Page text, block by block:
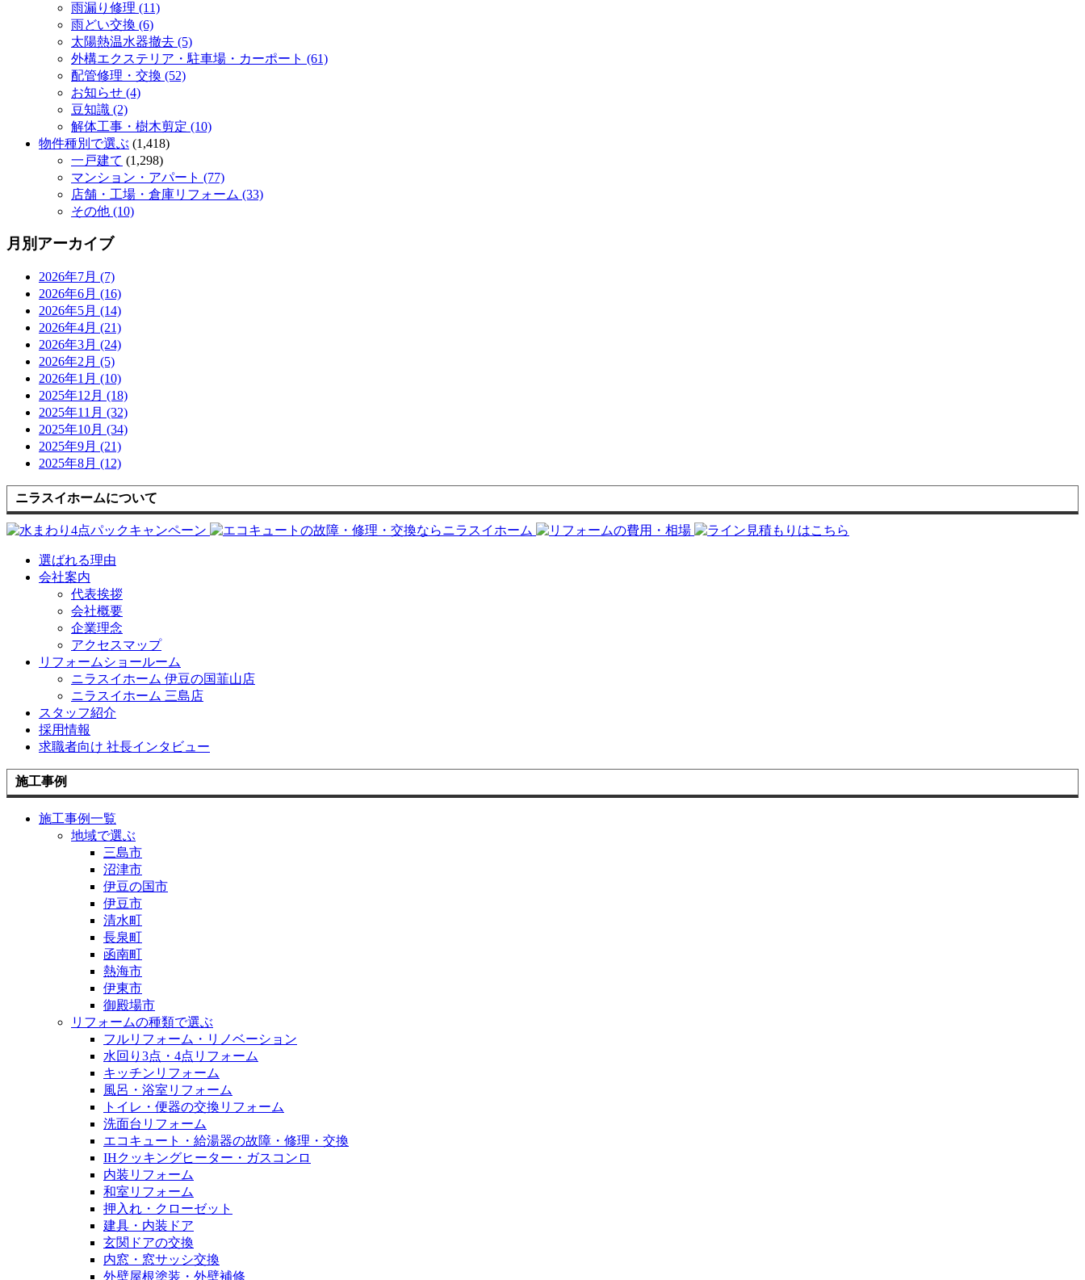
雨漏り修理 (11)
雨どい交換 (6)
太陽熱温水器撤去 (5)
外構エクステリア・駐車場・カーポート (61)
配管修理・交換 (52)
お知らせ (4)
豆知識 (2)
解体工事・樹木剪定 (10)
物件種別で選ぶ (1,418)
一戸建て (1,298)
マンション・アパート (77)
店舗・工場・倉庫リフォーム (33)
その他 (10)
月別アーカイブ
2026年7月 (7)
2026年6月 (16)
2026年5月 (14)
2026年4月 (21)
2026年3月 (24)
2026年2月 (5)
2026年1月 (10)
2025年12月 (18)
2025年11月 (32)
2025年10月 (34)
2025年9月 (21)
2025年8月 (12)
ニラスイホームについて
選ばれる理由
会社案内
代表挨拶
会社概要
企業理念
アクセスマップ
リフォームショールーム
ニラスイホーム 伊豆の国韮山店
ニラスイホーム 三島店
スタッフ紹介
採用情報
求職者向け 社長インタビュー
施工事例
施工事例一覧
地域で選ぶ
三島市
沼津市
伊豆の国市
伊豆市
清水町
長泉町
函南町
熱海市
伊東市
御殿場市
リフォームの種類で選ぶ
フルリフォーム・リノベーション
水回り3点・4点リフォーム
キッチンリフォーム
風呂・浴室リフォーム
トイレ・便器の交換リフォーム
洗面台リフォーム
エコキュート・給湯器の故障・修理・交換
IHクッキングヒーター・ガスコンロ
内装リフォーム
和室リフォーム
押入れ・クローゼット
建具・内装ドア
玄関ドアの交換
内窓・窓サッシ交換
外壁屋根塗装・外壁補修